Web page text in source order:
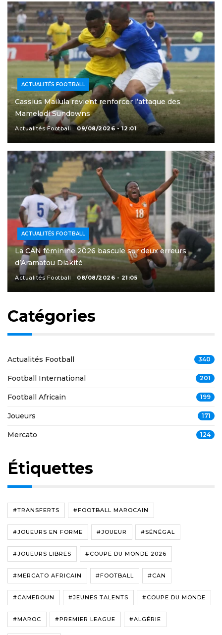
ACTUALITÉS FOOTBALL
Cassius Mailula revient renforcer l’attaque des
Mamelodi Sundowns
Actualités Football 09/08/2026 - 12:01
ACTUALITÉS FOOTBALL
La CAN féminine 2026 bascule sur deux erreurs
d’Aramatou Diakité
Actualités Football 08/08/2026 - 21:05
Catégories
Actualités Football 340
Football International 201
Football Africain 199
Joueurs 171
Mercato 124
Étiquettes
#TRANSFERTS #FOOTBALL MAROCAIN
#JOUEURS EN FORME #JOUEUR #SÉNÉGAL
#JOUEURS LIBRES #COUPE DU MONDE 2026
#MERCATO AFRICAIN #FOOTBALL #CAN
#CAMEROUN #JEUNES TALENTS #COUPE DU MONDE
#MAROC #PREMIER LEAGUE #ALGÉRIE